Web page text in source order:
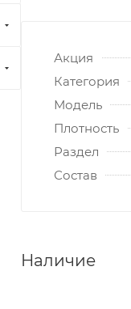
Акция
Категория
Модель
Плотность
Раздел
Состав
Наличие